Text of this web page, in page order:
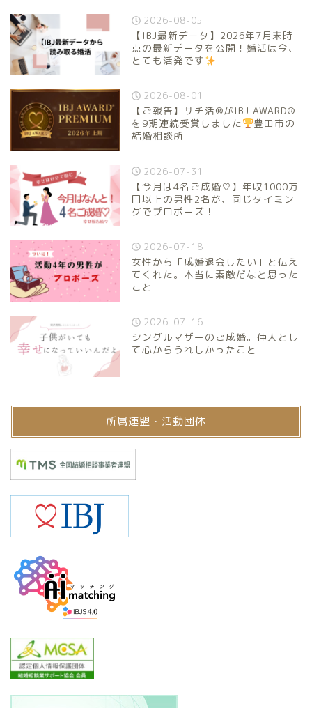
2026-08-05
【IBJ最新データ】2026年7月末時
点の最新データを公開！婚活は今、
とても活発です
2026-08-01
【ご報告】サチ活®がIBJ AWARD®
を9期連続受賞しました
豊田市の
結婚相談所
2026-07-31
【今月は4名ご成婚♡】年収1000万
円以上の男性2名が、同じタイミン
グでプロポーズ！
2026-07-18
女性から「成婚退会したい」と伝え
てくれた。本当に素敵だなと思った
こと
2026-07-16
シングルマザーのご成婚。仲人とし
て心からうれしかったこと
所属連盟・活動団体